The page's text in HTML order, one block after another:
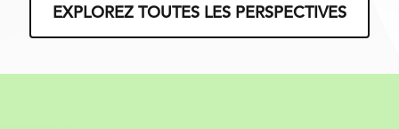
EXPLOREZ TOUTES LES PERSPECTIVES